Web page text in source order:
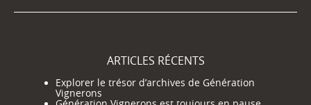
ARTICLES RÉCENTS
Explorer le trésor d’archives de Génération
Vignerons